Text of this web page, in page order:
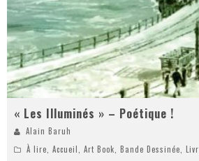
« Les Illuminés » – Poétique !
Alain Baruh
À lire Accueil Art Book Bande Dessinée